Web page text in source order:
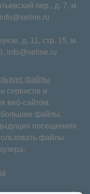
пер., д. 7, м.
info@seline.ru
д. 11⁠, стр. 15, м.
, info@seline.ru
файлы
сервисов и
веб-сайтом.
файлы,
посещениях
файлы